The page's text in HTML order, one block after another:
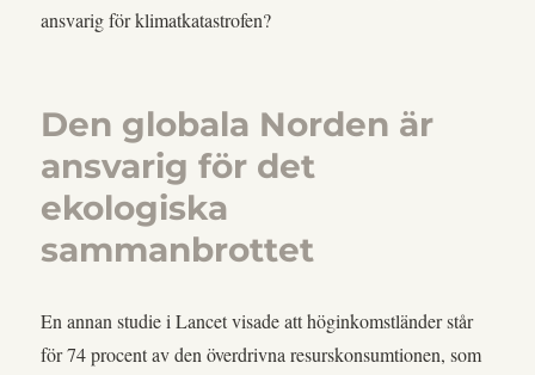
ansvarig för klimatkatastrofen?
Den globala Norden är
ansvarig för det
ekologiska
sammanbrottet
En annan studie i Lancet visade att höginkomstländer står
för 74 procent av den överdrivna resurskonsumtionen, som